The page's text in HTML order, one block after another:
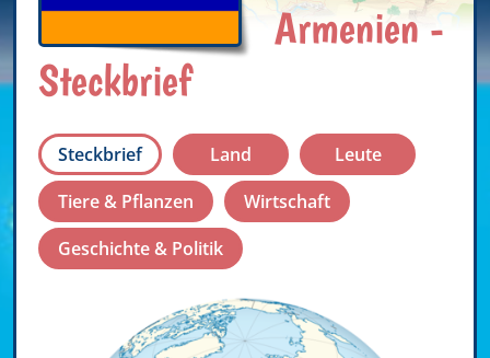
Armenien -
Steckbrief
Steckbrief Land
Leute
Tiere & Pflanzen
Wirtschaft
Geschichte & Politik